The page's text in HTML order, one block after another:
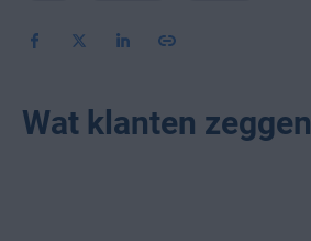
Wat klanten zeggen